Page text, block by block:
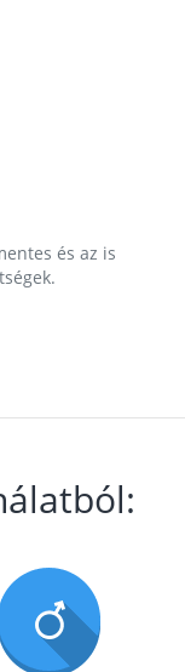
és az is